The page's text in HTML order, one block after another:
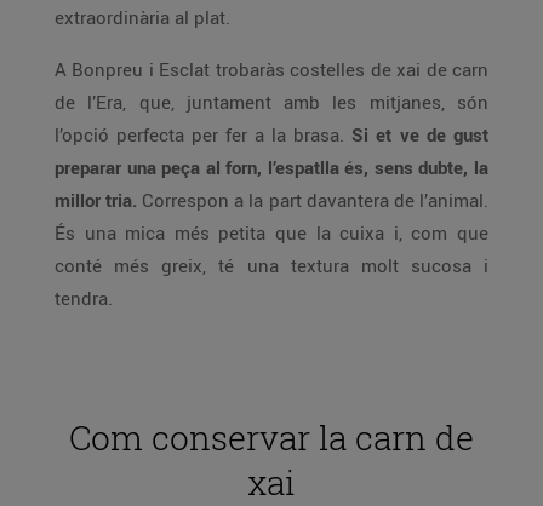
extraordinària al plat.
A Bonpreu i Esclat trobaràs costelles de xai de carn
de l’Era, que, juntament amb les mitjanes, són
l’opció perfecta per fer a la brasa. Si et ve de gust
preparar una peça al forn, l’espatlla és, sens dubte, la
millor tria. Correspon a la part davantera de l’animal.
És una mica més petita que la cuixa i, com que
conté més greix, té una textura molt sucosa i
tendra.
Com conservar la carn de
xai